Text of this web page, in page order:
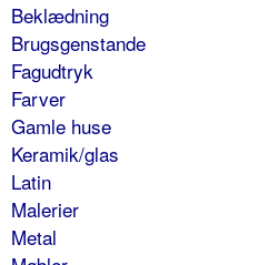
Beklædning
Brugsgenstande
Fagudtryk
Farver
Gamle huse
Keramik/glas
Latin
Malerier
Metal